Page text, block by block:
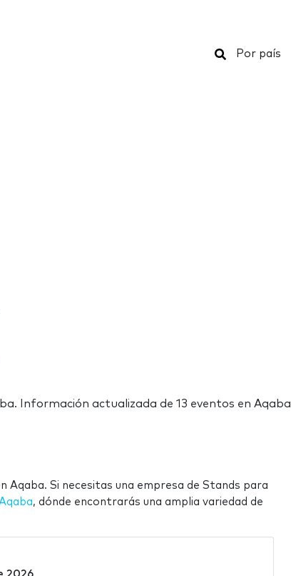
Buscar
Por país
Información actualizada de 13 eventos en Aqaba
Aqaba. Si necesitas una empresa de Stands para
, dónde encontrarás una amplia variedad de